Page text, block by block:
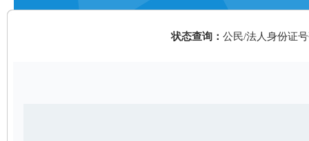
状态查询： 公民/法人身份证